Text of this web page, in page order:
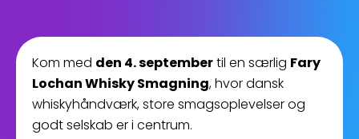
Kom med den 4. septembertil en særlig Fary
Lochan Whisky Smagning, hvor dansk
whiskyhåndværk, store smagsoplevelser og
godt selskab er i centrum.